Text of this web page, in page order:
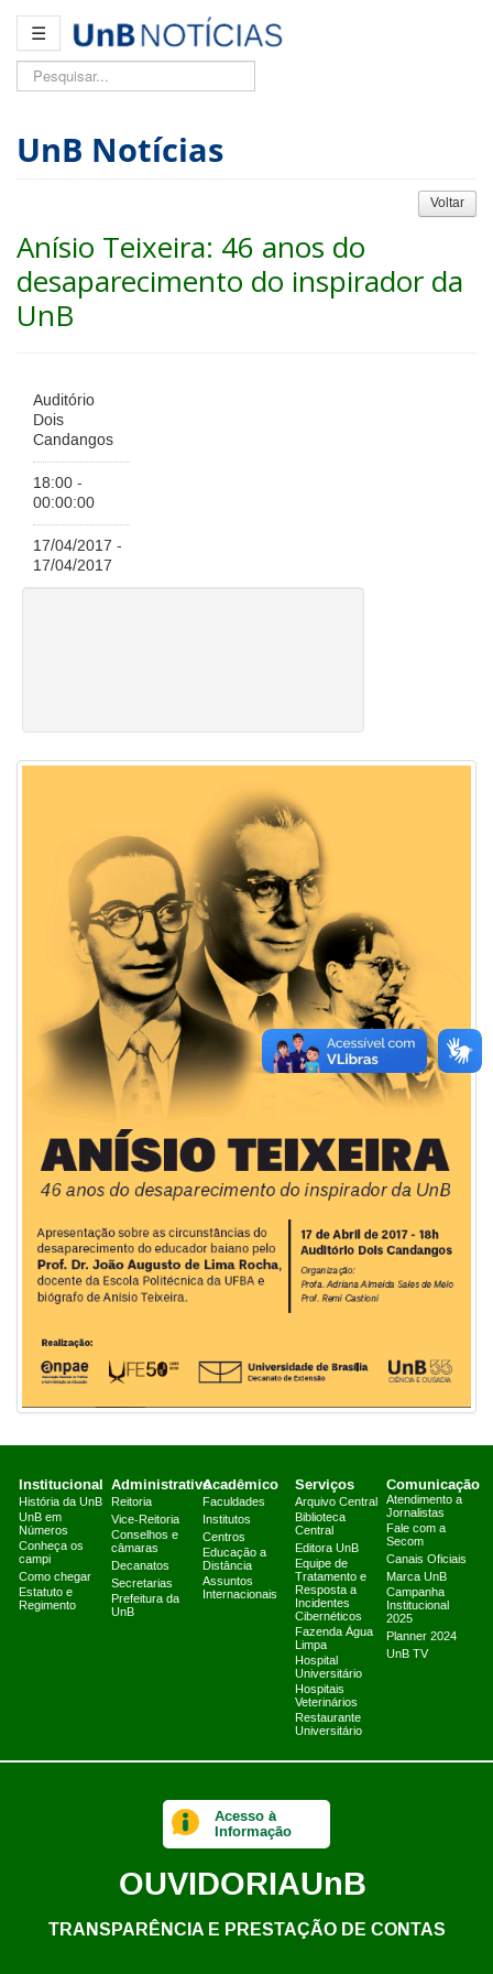
☰
Pesquisar...
UnB Notícias
Voltar
Anísio Teixeira: 46 anos do
desaparecimento do inspirador da
UnB
Auditório
Dois
Candangos
18:00 -
00:00:00
17/04/2017 -
17/04/2017
Institucional
História da UnB
UnB em
Números
Conheça os
campi
Como chegar
Estatuto e
Regimento
Administrativo
Reitoria
Vice-Reitoria
Conselhos e
câmaras
Decanatos
Secretarias
Prefeitura da
UnB
Acadêmico
Faculdades
Institutos
Centros
Educação a
Distância
Assuntos
Internacionais
Serviços
Arquivo Central
Biblioteca
Central
Editora UnB
Equipe de
Tratamento e
Resposta a
Incidentes
Cibernéticos
Fazenda Água
Limpa
Hospital
Universitário
Hospitais
Veterinários
Restaurante
Universitário
Comunicação
Atendimento a
Jornalistas
Fale com a
Secom
Canais Oficiais
Marca UnB
Campanha
Institucional
2025
Planner 2024
UnB TV
Acesso à
Informação
OUVIDORIAUnB
TRANSPARÊNCIA E PRESTAÇÃO DE CONTAS